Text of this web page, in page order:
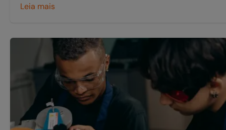
Leia mais